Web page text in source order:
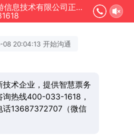
湖南小游信息技术有限公司正在为您服务
08 20:04:13 开始沟通
术企业，提供智慧票务
询热线400-033-1618，
话13687372707（微信